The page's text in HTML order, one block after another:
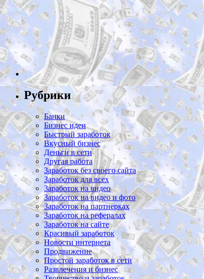
Рубрики
Банки
Бизнес идеи
Быстрый заработок
Вкусный бизнес
Деньги в сети
Другая работа
Заработок без своего сайта
Заработок для всех
Заработок на видео
Заработок на видео и фото
Заработок на партнерках
Заработок на рефералах
Заработок на сайте
Красивый заработок
Новости интернета
Продвижение
Простой заработок в сети
Развлечения и бизнес